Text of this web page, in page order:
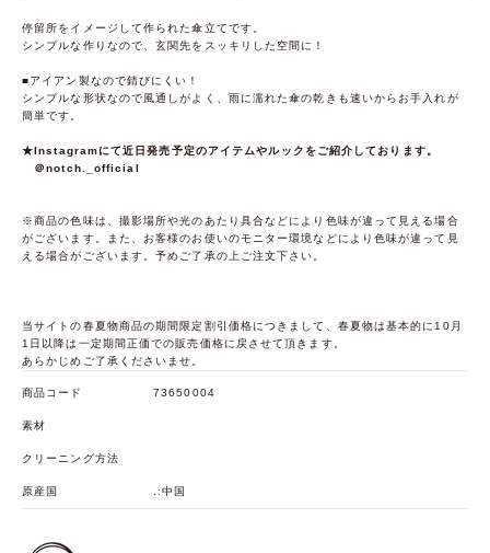
停留所をイメージして作られた傘立てです。
シンプルな作りなので、玄関先をスッキリした空間に！
■アイアン製なので錆びにくい！
シンプルな形状なので風通しがよく、雨に濡れた傘の乾きも速いからお手入れが
簡単です。
★Instagramにて近日発売予定のアイテムやルックをご紹介しております。
＠notch._official
※商品の色味は、撮影場所や光のあたり具合などにより色味が違って見える場合
がございます。また、お客様のお使いのモニター環境などにより色味が違って見
える場合がございます。予めご了承の上ご注文下さい。
当サイトの春夏物商品の期間限定割引価格につきまして、春夏物は基本的に10月
1日以降は一定期間正価での販売価格に戻させて頂きます。
あらかじめご了承くださいませ。
商品コード 73650004
素材
クリーニング方法
原産国 .:中国